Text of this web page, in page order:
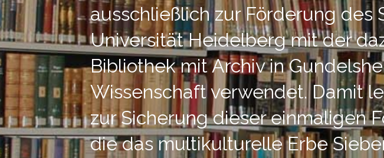
ausschließlich zur Förderung
Universität Heidelberg mit der
Bibliothek mit Archiv in
Wissenschaft verwendet. Damit
zur Sicherung dieser einmaligen
die das multikulturelle Erbe